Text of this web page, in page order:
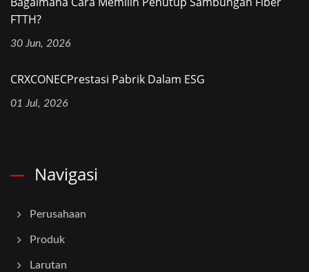
FTTH?
30 Jun, 2026
CRXCONECPrestasi Pabrik Dalam ESG
01 Jul, 2026
Navigasi
Perusahaan
Produk
Larutan